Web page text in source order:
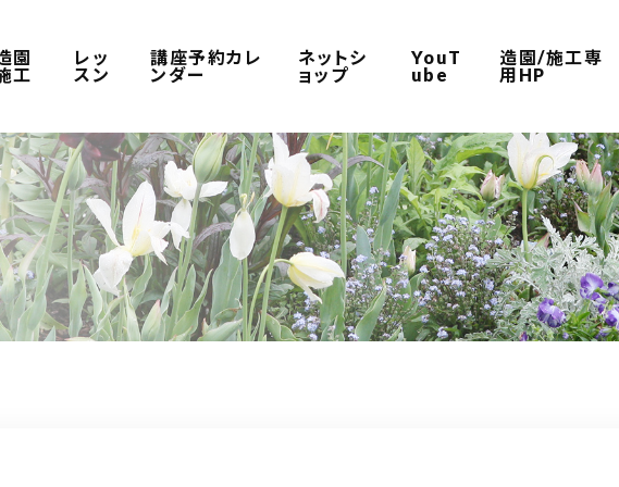
園
工
レッ
スン
講座予約カレ
ンダー
ネットシ
ョップ
YouT
ube
造園/施工専
用HP